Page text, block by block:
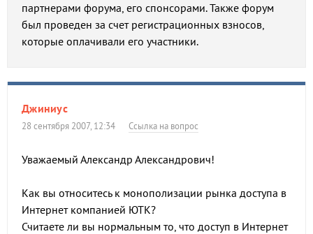
партнерами форума, его спонсорами. Также форум
был проведен за счет регистрационных взносов,
которые оплачивали его участники.
Джиниус
28 сентября 2007, 12:34 Ссылка на вопрос
Уважаемый Александр Александрович!
Как вы относитесь к монополизации рынка доступа в
Интернет компанией ЮТК?
Считаете ли вы нормальным то, что доступ в Интернет